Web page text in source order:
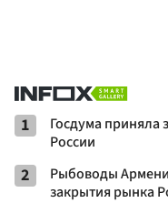
1
Госдума приняла
России
2
Рыбоводы
закрытия рынка